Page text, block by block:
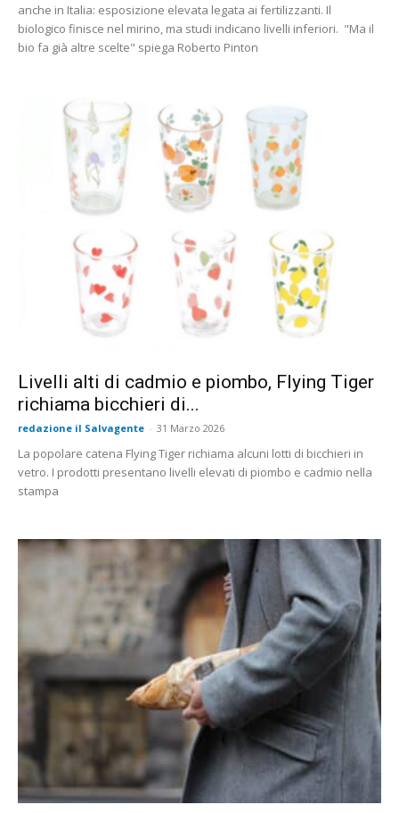
anche in Italia: esposizione elevata legata ai fertilizzanti. Il
biologico finisce nel mirino, ma studi indicano livelli inferiori. "Ma il
bio fa già altre scelte" spiega Roberto Pinton
Livelli alti di cadmio e piombo, Flying Tiger
richiama bicchieri di...
redazione il Salvagente - 31 Marzo 2026
La popolare catena Flying Tiger richiama alcuni lotti di bicchieri in
vetro. I prodotti presentano livelli elevati di piombo e cadmio nella
stampa